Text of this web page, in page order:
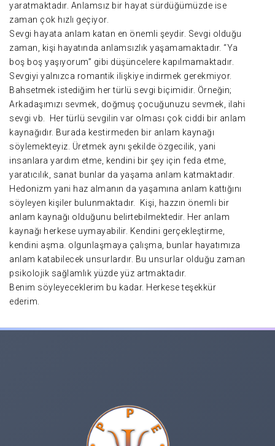
yaratmaktadır. Anlamsız bir hayat sürdüğümüzde ise
zaman çok hızlı geçiyor.
Sevgi hayata anlam katan en önemli şeydir. Sevgi olduğu
zaman, kişi hayatında anlamsızlık yaşamamaktadır. “Ya
boş boş yaşıyorum” gibi düşüncelere kapılmamaktadır.
Sevgiyi yalnızca romantik ilişkiye indirmek gerekmiyor.
Bahsetmek istediğim her türlü sevgi biçimidir. Örneğin;
Arkadaşımızı sevmek, doğmuş çocuğunuzu sevmek, ilahi
sevgi vb. Her türlü sevgilin var olması çok ciddi bir anlam
kaynağıdır. Burada kestirmeden bir anlam kaynağı
söylemekteyiz. Üretmek aynı şekilde özgecilik, yani
insanlara yardım etme, kendini bir şey için feda etme,
yaratıcılık, sanat bunlar da yaşama anlam katmaktadır.
Hedonizm yani haz almanın da yaşamına anlam kattığını
söyleyen kişiler bulunmaktadır. Kişi, hazzın önemli bir
anlam kaynağı olduğunu belirtebilmektedir. Her anlam
kaynağı herkese uymayabilir. Kendini gerçekleştirme,
kendini aşma. olgunlaşmaya çalışma, bunlar hayatımıza
anlam katabilecek unsurlardır. Bu unsurlar olduğu zaman
psikolojik sağlamlık yüzde yüz artmaktadır.
Benim söyleyeceklerim bu kadar. Herkese teşekkür
ederim.